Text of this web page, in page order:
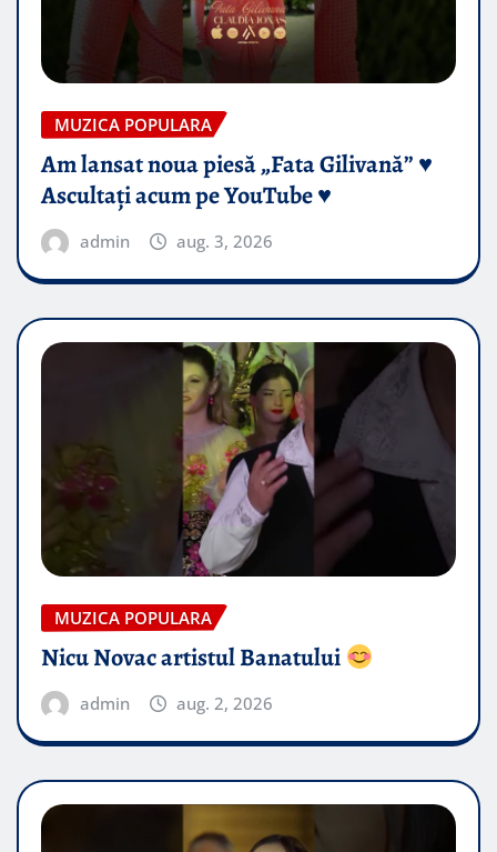
MUZICA POPULARA
Am lansat noua piesă „Fata Gilivană” ♥️
Ascultați acum pe YouTube ♥️
admin aug. 3, 2026
MUZICA POPULARA
Nicu Novac artistul Banatului
admin aug. 2, 2026